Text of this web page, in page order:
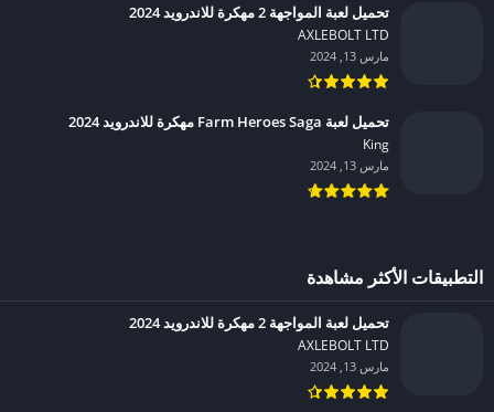
تحميل لعبة المواجهة 2 مهكرة للاندرويد 2024
AXLEBOLT LTD‏
مارس 13, 2024
تحميل لعبة Farm Heroes Saga مهكرة للاندرويد 2024
King‏
مارس 13, 2024
التطبيقات الأكثر مشاهدة
تحميل لعبة المواجهة 2 مهكرة للاندرويد 2024
AXLEBOLT LTD‏
مارس 13, 2024